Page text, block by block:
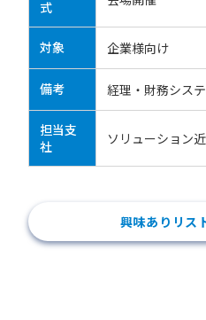
式
対象 企業様向け
備考 経理・財務シス
担当支
社
ソリューション
興味ありリス